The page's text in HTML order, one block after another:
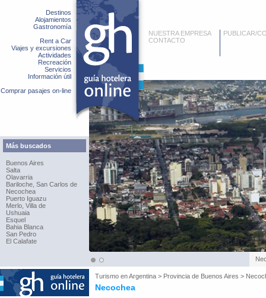
Destinos
Alojamientos
Gastronomía
Rent a Car
Viajes y excursiones
Actividades
Recreación
Servicios
Información útil
Comprar pasajes on-line
Más buscados
Buenos Aires
Salta
Olavarria
Bariloche, San Carlos de
Necochea
Puerto Iguazu
Merlo, Villa de
Ushuaia
Esquel
Bahia Blanca
San Pedro
El Calafate
NUESTRA EMPRESA
CONTACTO
PUBLICAR/
Turismo enArgentina > Provincia de Buenos Aires >
Necochea